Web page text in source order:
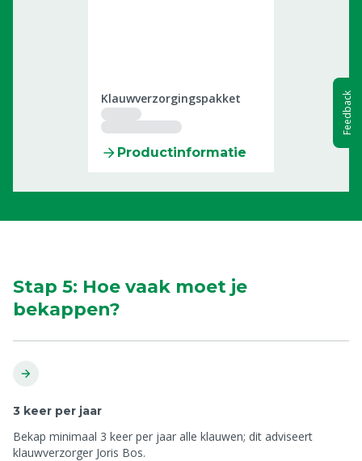
Klauwverzorgingspakket
Productinformatie
Stap 5: Hoe vaak moet je
bekappen?
3 keer per jaar
Bekap minimaal 3 keer per jaar alle klauwen; dit adviseert
klauwverzorger Joris Bos.
Feedback